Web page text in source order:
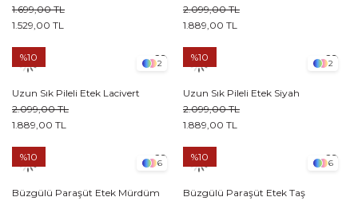
1.529,00 TL
1.699,00 TL
1.889,00 TL
2.099,00 TL
2
Uzun Sık Pileli Etek Lacivert
1.889,00 TL
2.099,00 TL
%10
2
Uzun Sık Pileli Etek Siyah
1.889,00 TL
2.099,00 TL
%10
6
Büzgülü Paraşüt Etek Mürdüm
%10
6
Büzgülü Paraşüt Etek Taş
%10